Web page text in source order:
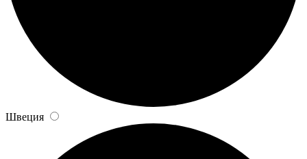
Швеция